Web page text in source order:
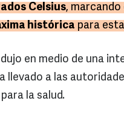
Celsius, marcando
histórica para
en medio de una
llevado a las
la salud.